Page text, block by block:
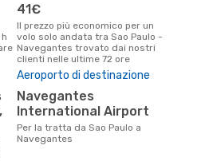
41€
Il prezzo più economico per un
volo solo andata tra Sao Paulo -
Navegantes trovato dai nostri
clienti nelle ultime 72 ore
Aeroporto di destinazione
Navegantes
International Airport
Per la tratta da Sao Paulo a
Navegantes